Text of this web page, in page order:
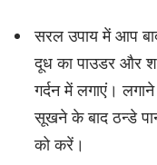
सरल उपाय में आप
दूध का पाउडर और
गर्दन में लगाएं।
सूखने के बाद ठन्डे
को करें।